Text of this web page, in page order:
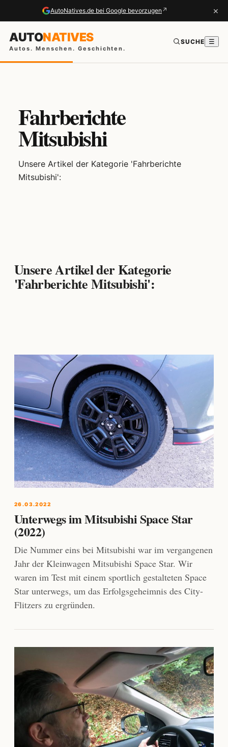
AutoNatives.de bei Google bevorzugen ↗ ×
AUTONATIVES
Autos. Menschen. Geschichten.
SUCHE ☰
Fahrberichte
Mitsubishi
Unsere Artikel der Kategorie 'Fahrberichte
Mitsubishi':
Unsere Artikel der Kategorie
'Fahrberichte Mitsubishi':
26.03.2022
Unterwegs im Mitsubishi Space Star
(2022)
Die Nummer eins bei Mitsubishi war im vergangenen
Jahr der Kleinwagen Mitsubishi Space Star. Wir
waren im Test mit einem sportlich gestalteten Space
Star unterwegs, um das Erfolgsgeheimnis des City-
Flitzers zu ergründen.